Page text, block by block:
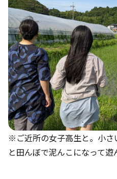
※ご近所の女子高生と。小さ
と田んぼで泥んこになって遊